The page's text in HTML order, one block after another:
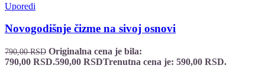
Uporedi
Novogodišnje čizme na sivoj osnovi
790,00RSD Originalna cena je bila:
790,00 RSD.590,00 RSDTrenutna cena je: 590,00 RSD.